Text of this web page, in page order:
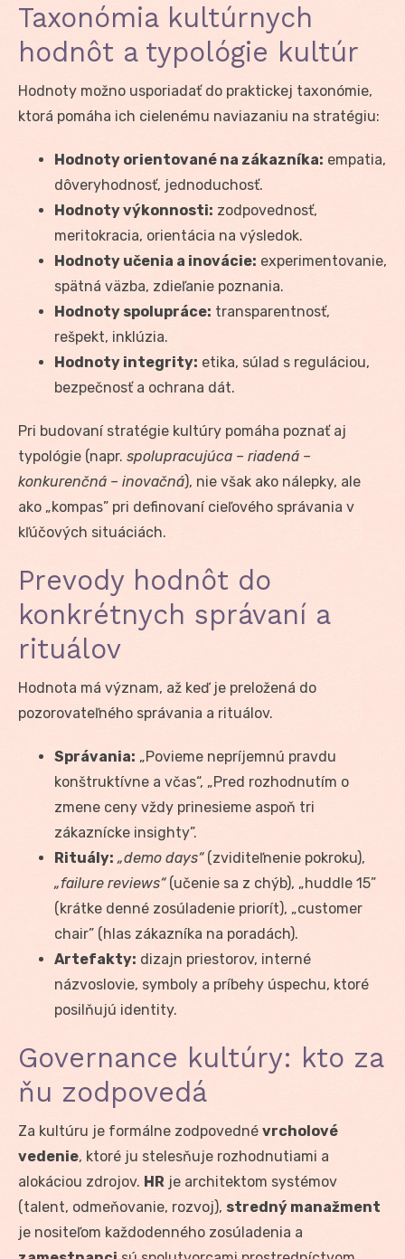
Taxonómia kultúrnych
hodnôt a typológie kultúr
Hodnoty možno usporiadať do praktickej taxonómie,
ktorá pomáha ich cielenému naviazaniu na stratégiu:
Hodnoty orientované na zákazníka: empatia,
dôveryhodnosť, jednoduchosť.
Hodnoty výkonnosti: zodpovednosť,
meritokracia, orientácia na výsledok.
Hodnoty učenia a inovácie: experimentovanie,
spätná väzba, zdieľanie poznania.
Hodnoty spolupráce: transparentnosť,
rešpekt, inklúzia.
Hodnoty integrity: etika, súlad s reguláciou,
bezpečnosť a ochrana dát.
Pri budovaní stratégie kultúry pomáha poznať aj
typológie (napr. spolupracujúca – riadená –
konkurenčná – inovačná), nie však ako nálepky, ale
ako „kompas” pri definovaní cieľového správania v
kľúčových situáciách.
Prevody hodnôt do
konkrétnych správaní a
rituálov
Hodnota má význam, až keď je preložená do
pozorovateľného správania a rituálov.
Správania: „Povieme nepríjemnú pravdu
konštruktívne a včas“, „Pred rozhodnutím o
zmene ceny vždy prinesieme aspoň tri
zákaznícke insighty”.
Rituály: „demo days“(zviditeľnenie pokroku),
„failure reviews“(učenie sa z chýb), „huddle 15”
(krátke denné zosúladenie priorít), „customer
chair” (hlas zákazníka na poradách).
Artefakty: dizajn priestorov, interné
názvoslovie, symboly a príbehy úspechu, ktoré
posilňujú identity.
Governance kultúry: kto za
ňu zodpovedá
Za kultúru je formálne zodpovedné vrcholové
vedenie, ktoré ju stelesňuje rozhodnutiami a
alokáciou zdrojov. HR je architektom systémov
(talent, odmeňovanie, rozvoj), stredný manažment
je nositeľom každodenného zosúladenia a